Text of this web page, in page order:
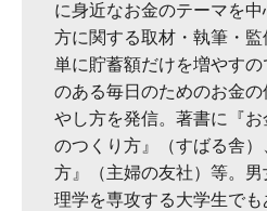
に身近なお金のテーマを
方に関する取材・執筆・監
単に貯蓄額だけを増やす
のある毎日のためのお金
やし方を発信。著書に『お
のつくり方』（すばる舎
方』（主婦の友社）等。
理学を専攻する大学生で